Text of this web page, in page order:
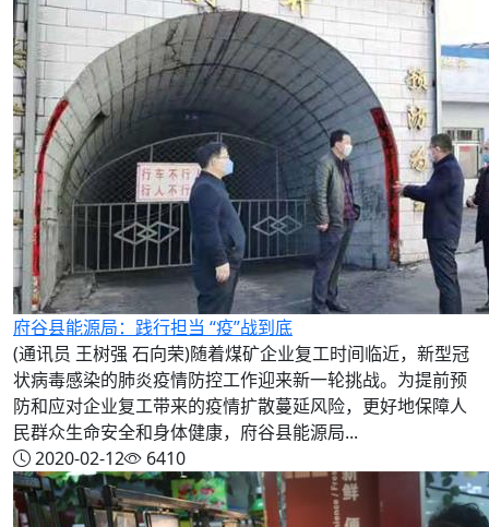
府谷县能源局：践行担当 “疫”战到底
(通讯员 王树强 石向荣)随着煤矿企业复工时间临近，新型冠
状病毒感染的肺炎疫情防控工作迎来新一轮挑战。为提前预
防和应对企业复工带来的疫情扩散蔓延风险，更好地保障人
民群众生命安全和身体健康，府谷县能源局...
2020-02-12
6410